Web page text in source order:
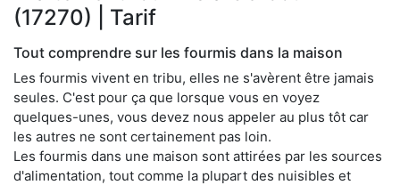
(17270) | Tarif
Tout comprendre sur les fourmis dans la maison
Les fourmis vivent en tribu, elles ne s'avèrent être jamais
seules. C'est pour ça que lorsque vous en voyez
quelques-unes, vous devez nous appeler au plus tôt car
les autres ne sont certainement pas loin.
Les fourmis dans une maison sont attirées par les sources
d'alimentation, tout comme la plupart des nuisibles et